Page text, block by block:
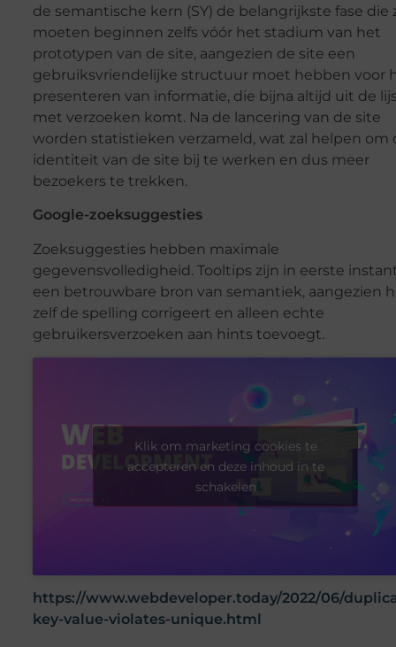
de semantische kern (SY) de belangrijkste fase die
moeten beginnen zelfs vóór het stadium van het
prototypen van de site, aangezien de site een
gebruiksvriendelijke structuur moet hebben voor
presenteren van informatie, die bijna altijd uit de
met verzoeken komt. Na de lancering van de site
worden statistieken verzameld, wat zal helpen om
identiteit van de site bij te werken en dus meer
bezoekers te trekken.
Google-zoeksuggesties
Zoeksuggesties hebben maximale
gegevensvolledigheid. Tooltips zijn in eerste
een betrouwbare bron van semantiek, aangezien
zelf de spelling corrigeert en alleen echte
gebruikersverzoeken aan hints toevoegt.
Klik om marketing cookies te
accepteren en deze inhoud in te
schakelen
https://www.webdeveloper.today/2022/06/
key-value-violates-unique.html